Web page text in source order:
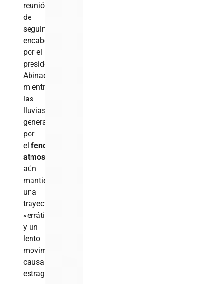
reunión
de
seguimiento,
encabezada
por el
presidente
Abinader,
mientras
las
lluvias
generadas
por
el fenómeno
atmosférico
aún
mantiene
una
trayectoria
«errática»
y un
lento
movimiento,
causaron
estragos